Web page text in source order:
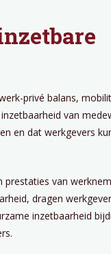
privé balans,
van
en dat werkgevers
prestaties van
dragen
inzetbaarheid